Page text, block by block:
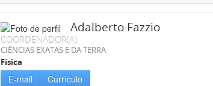
Adalberto Fazzio
COORDENADOR(A)
CIÊNCIAS EXATAS E DA TERRA
Física
E-mail Currículo